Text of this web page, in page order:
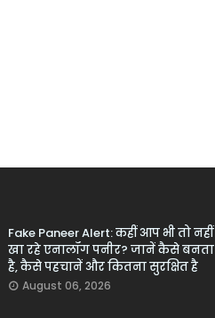
Fake Paneer Alert: कहीं आप भी तो नहीं
खा रहे एनालॉग पनीर? जानें कैसे बनता
है, कैसे पहचानें और कितना सुरक्षित है
August 06, 2026